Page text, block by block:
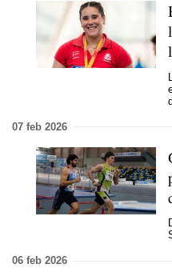
07 feb 2026
06 feb 2026